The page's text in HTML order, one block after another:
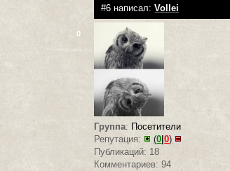
#6 написал:Vollei
0
Группа: Посетители
Репутация:
(0 |0)
Публикаций: 18
Комментариев: 94